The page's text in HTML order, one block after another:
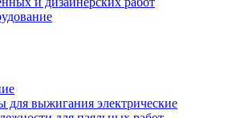
для выжигания электрические